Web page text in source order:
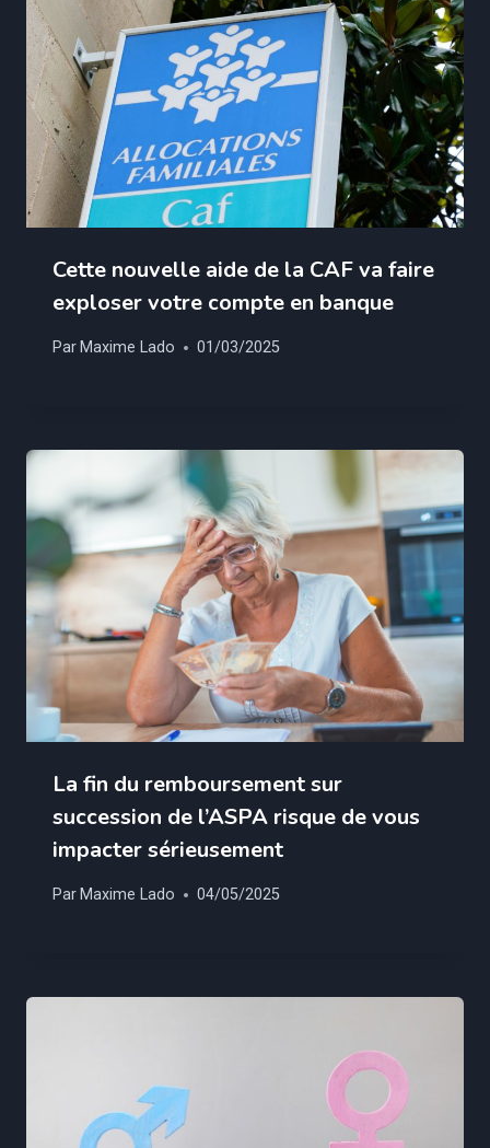
Cette nouvelle aide de la CAF va faire
exploser votre compte en banque
Par Maxime Lado 01/03/2025
La fin du remboursement sur
succession de l’ASPA risque de vous
impacter sérieusement
Par Maxime Lado 04/05/2025